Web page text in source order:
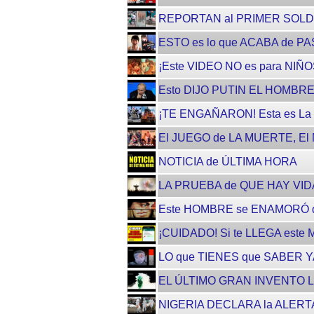
REPORTAN al PRIMER
ESTO es lo que ACABA de
¡Este VIDEO NO es para
Esto DIJO PUTIN EL
¡TE ENGAÑARON! Esta es
El JUEGO de LA MUERTE,
NOTICIA de ÚLTIMA HORA
LA PRUEBA de QUE HAY
Este HOMBRE se
¡CUIDADO! Si te LLEGA este
LO que TIENES que SABER
EL ÚLTIMO GRAN INVENTO
NIGERIA DECLARA la